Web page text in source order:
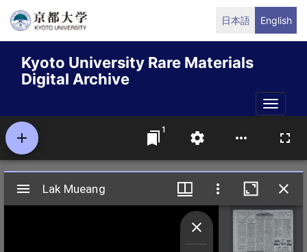
Skip
content
日本語 English
Kyoto University Rare Materials
Digital Archive
Toggle